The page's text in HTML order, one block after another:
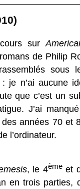
sur
de Philip
je n’ai aucune
que c’est un
J’ai
années 70 et
l’ordinateur.
, le 4èmeet
en trois parties,